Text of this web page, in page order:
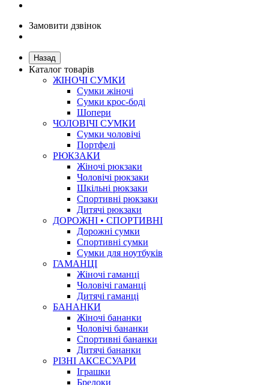
Замовити дзвінок
Назад
Каталог товарів
ЖІНОЧІ СУМКИ
Сумки жіночі
Сумки крос-боді
Шопери
ЧОЛОВІЧІ СУМКИ
Сумки чоловічі
Портфелі
РЮКЗАКИ
Жіночі рюкзаки
Чоловічі рюкзаки
Шкільні рюкзаки
Спортивні рюкзаки
Дитячі рюкзаки
ДОРОЖНІ • СПОРТИВНІ
Дорожні сумки
Спортивні сумки
Сумки для ноутбуків
ГАМАНЦІ
Жіночі гаманці
Чоловічі гаманці
Дитячі гаманці
БАНАНКИ
Жіночі бананки
Чоловічі бананки
Спортивні бананки
Дитячі бананки
РІЗНІ АКСЕСУАРИ
Іграшки
Брелоки